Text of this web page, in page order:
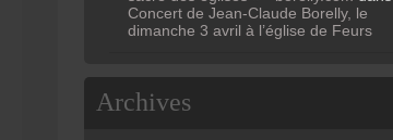
Concert de Jean-Claude Borelly, le
dimanche 3 avril à l’église de Feurs
Archives